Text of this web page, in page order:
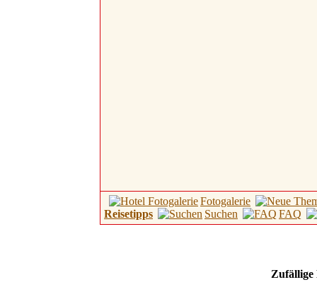
Fotogalerie
Reisetipps
Suchen FAQ
Zufällige